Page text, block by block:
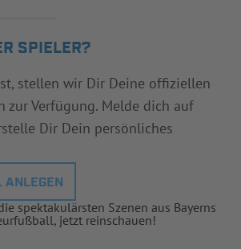
SPIELER?
stellen wir Dir Deine offiziellen
zur Verfügung. Melde dich auf
Dir Dein persönliches
ANLEGEN
spektakulärsten Szenen aus Bayerns
jetzt reinschauen!